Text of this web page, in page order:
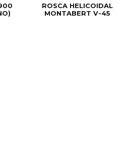
ROSCA HELICOIDAL
MONTABERT V-45